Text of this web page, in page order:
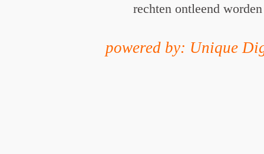
rechten ontleend worden
powered by: Unique